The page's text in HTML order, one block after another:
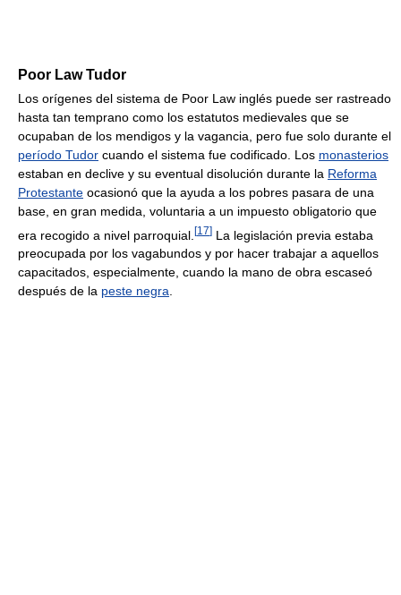
Poor Law Tudor
Los orígenes del sistema de Poor Law inglés puede ser rastreado
hasta tan temprano como los estatutos medievales que se
ocupaban de los mendigos y la vagancia, pero fue solo durante el
período Tudor cuando el sistema fue codificado. Los monasterios
estaban en declive y su eventual disolución durante la Reforma
Protestante ocasionó que la ayuda a los pobres pasara de una
base, en gran medida, voluntaria a un impuesto obligatorio que
era recogido a nivel parroquial. [17] La legislación previa estaba
preocupada por los vagabundos y por hacer trabajar a aquellos
capacitados, especialmente, cuando la mano de obra escaseó
después de la peste negra.